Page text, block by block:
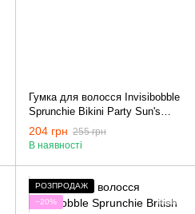
Гумка для волосся Invisibobble
Sprunchie Bikini Party Sun's
Out, Bums Out
204 грн 255 грн
В наявності
РОЗПРОДАЖ
−20%